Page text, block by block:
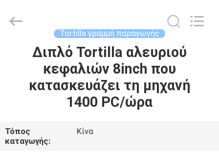
ΣΠΊΤΙ
ΠΡΟΪΌΝΤΑ
ΣΧΕΤΙΚΆ
Technology
Tortilla γραμμή παραγωγής
Διπλό Tortilla αλευριού
κεφαλιών 8inch που
κατασκευάζει τη μηχανή
1400 PC/ώρα
Τόπος
καταγωγής:
Κίνα